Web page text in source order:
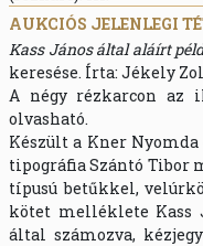
AUKCIÓS JELENLEGI
Kass János által aláírt
keresése. Írta: Jékely
A négy rézkarcon az
olvasható.
Készült a Kner Nyomda
tipográfia Szántó Tibor
típusú betűkkel,
kötet melléklete Kass
által számozva,